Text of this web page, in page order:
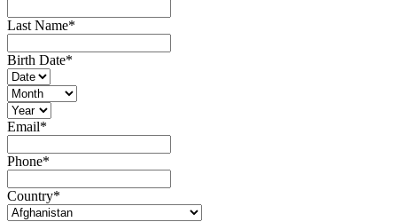
Last Name*
Birth Date*
Email*
Phone*
Country*